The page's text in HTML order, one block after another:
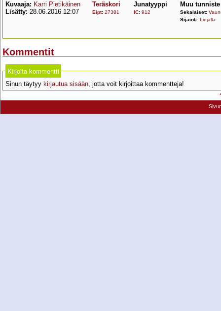
Kuvaaja: Karri Pietikäinen
Lisätty: 28.06.2016 12:07
Teräskori
Eipt: 27381
Junatyyppi
IC: 912
Muu tunniste
Sekalaiset:
Sijainti: Linjalla
Kommentit
Kirjoita kommentti
Sinun täytyy kirjautua sisään, jotta voit kirjoittaa kommentteja!